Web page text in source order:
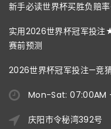
新手必读世界杯买胜负赔
实用2026世界杯冠军投
赛前预测
2026世界杯冠军投注—竞
Mon-Sat: 07:00AM
庆阳市令秘湾392号